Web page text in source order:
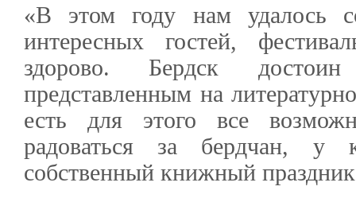
«В этом году нам удалось
интересных гостей,
здорово. Бердск
представленным на
есть для этого все
радоваться за бердчан, у
собственный книжный